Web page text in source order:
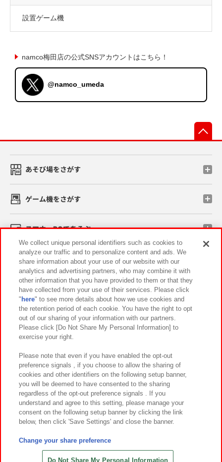
設置ゲーム機
namco梅田店の公式SNSアカウントはこちら！
@namco_umeda
あそび場をさがす
ゲーム機をさがす
スマホ・PCであそぶ
イベント・キャンペーン
関連会社 サステナビリティ サイトポリシー
プライバシーポリシー ウェブアクセシビリティ方針と検証結果
お取引先さまとともに
カスタマーハラスメント対応方針 よくあるご質問・お問い合わせ
©Bandai Namco Amusement Inc.
©Bandai Namco Amusement Lab Inc.
©HANAYASHIKI Co., Ltd. All Rights Reserved.
We collect unique personal identifiers such as cookies to
analyze our traffic and to personalize content and ads. We
share information about your use of our website with our
analytics and advertising partners, who may combine it with
other information that you have provided to them or that they
have collected from your use of their services. Please click
" here" to see more details about how we use cookies and
the retention period of each cookie. You have the right to opt
out of our sharing of your information with our partners.
Please click [Do Not Share My Personal Information] to
exercise your right.
Please note that even if you have enabled the opt-out
preference signals , if you choose to allow the sharing of
cookies and other identifiers on the following setup banner,
you will be deemed to have consented to the sharing
regardless of the opt-out preference signals . If you
understand and agree to this setting, please manage your
consent on the following setup banner by clicking the link
below, then click 'Save Settings' and close the banner.
Change your share preference
Do Not Share My Personal Information